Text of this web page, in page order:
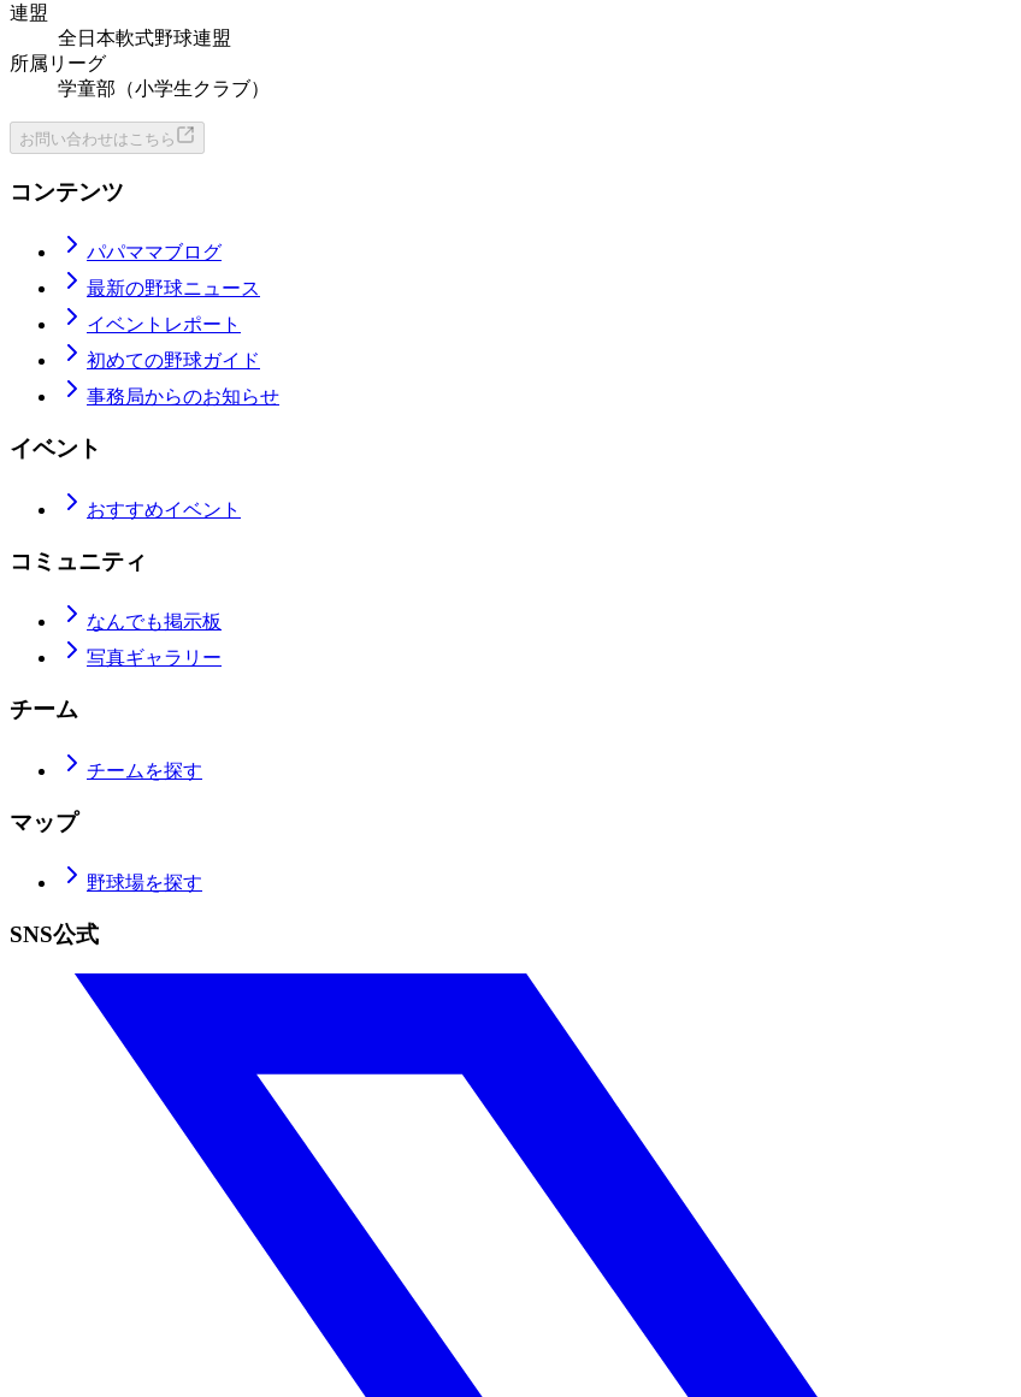
連盟
全日本軟式野球連盟
所属リーグ
学童部（小学生クラブ）
お問い合わせはこちら
コンテンツ
パパママブログ
最新の野球ニュース
イベントレポート
初めての野球ガイド
事務局からのお知らせ
イベント
おすすめイベント
コミュニティ
なんでも掲示板
写真ギャラリー
チーム
チームを探す
マップ
野球場を探す
SNS公式